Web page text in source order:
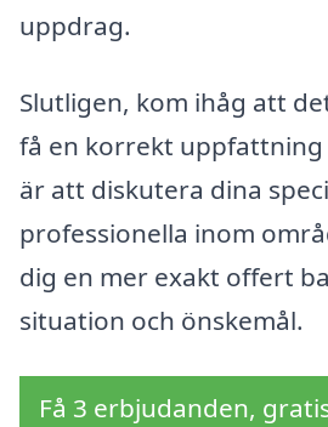
uppdrag.
Slutligen, kom ihåg att
få en korrekt
är att diskutera dina
professionella inom
dig en mer exakt offert
situation och önskemål.
Få 3 erbjudanden,